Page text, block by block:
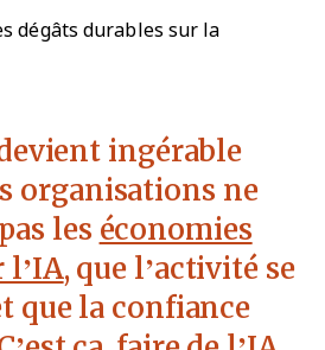
dégâts durables sur la
ingérable
organisations ne
les économies
l’IA, que l’activité se
que la confiance